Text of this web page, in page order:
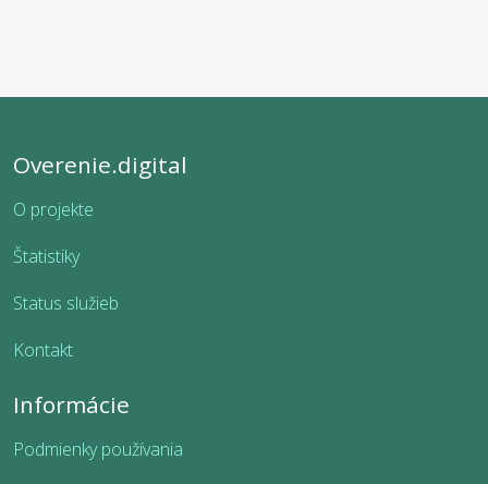
Overenie.digital
O projekte
Štatistiky
Status služieb
Kontakt
Informácie
Podmienky používania